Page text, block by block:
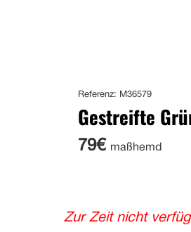
Referenz: M36579
Gestreifte
79€ maßhemd
Zur Zeit nicht